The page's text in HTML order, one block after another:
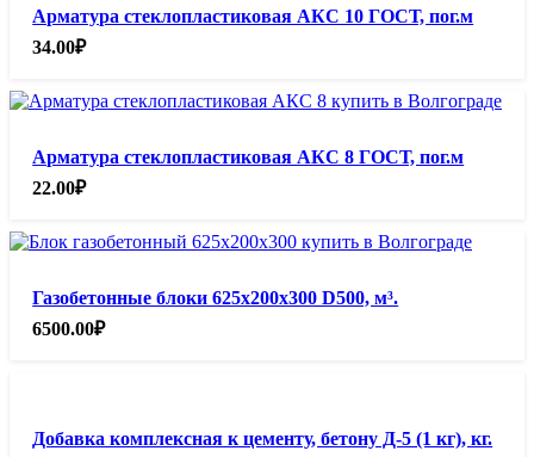
Арматура стеклопластиковая АКС 10 ГОСТ, пог.м
34.00₽
Арматура стеклопластиковая АКС 8 ГОСТ, пог.м
22.00₽
Газобетонные блоки 625х200х300 D500, м³.
6500.00₽
Добавка комплексная к цементу, бетону Д-5 (1 кг), кг.